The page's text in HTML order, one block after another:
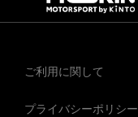
ご利用に関して
プライバシーポリシー